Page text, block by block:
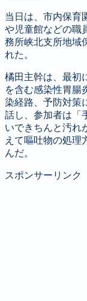
当日は、市内保育
や児童館などの職
務所峡北支所地域
れた。
橘田主幹は、最初
を含む感染性胃腸
染経路、予防対策
話し、参加者は「
いできちんと汚れ
えて嘔吐物の処理
んだ。
スポンサーリンク